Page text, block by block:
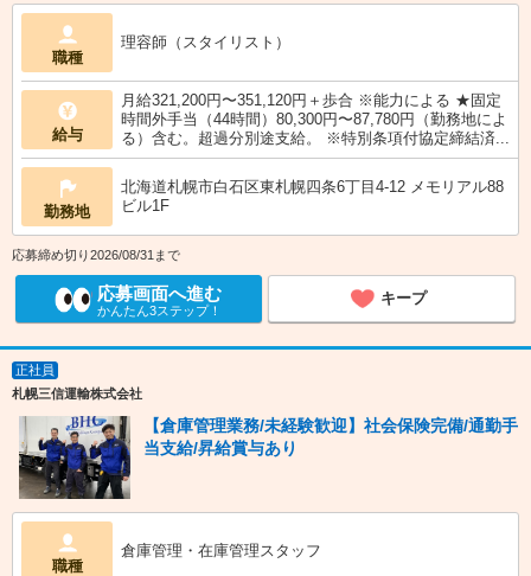
職種
理容師（スタイリスト）
給与
月給321,200円〜351,120円＋歩合 ※能力による ★固定
時間外手当（44時間）80,300円〜87,780円（勤務地によ
る）含む。超過分別途支給。 ※特別条項付協定締結済...
勤務地
北海道札幌市白石区東札幌四条6丁目4-12 メモリアル88
ビル1F
応募締め切り2026/08/31まで
応募画面へ進む
かんたん3ステップ！
キープ
正社員
札幌三信運輸株式会社
【倉庫管理業務/未経験歓迎】社会保険完備/通勤手
当支給/昇給賞与あり
職種
倉庫管理・在庫管理スタッフ